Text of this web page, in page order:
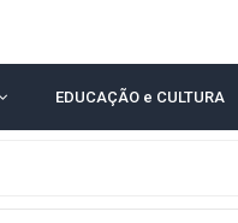
EDUCAÇÃO e CULTURA